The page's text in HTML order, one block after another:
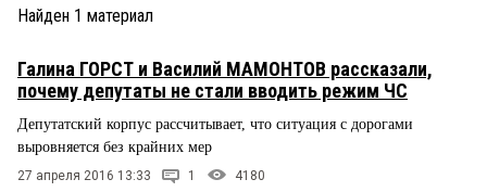
ПРОИСШЕСТВИЯ
СТИЛЬ ЖИЗНИ
Найден 1 материал
Галина ГОРСТ и Василий МАМОНТОВ рассказали,
почему депутаты не стали вводить режим ЧС
Депутатский корпус рассчитывает, что ситуация с дорогами
выровняется без крайних мер
27 апреля 2016 13:33 1 4180